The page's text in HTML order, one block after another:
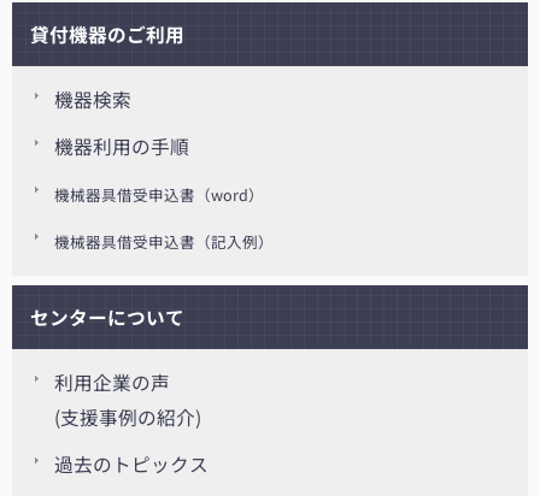
貸付機器のご利用
機器検索
機器利用の手順
機械器具借受申込書（word）
機械器具借受申込書（記入例）
センターについて
利用企業の声
(支援事例の紹介)
過去のトピックス